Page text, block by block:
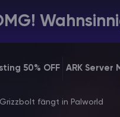
50% OFF ARK Server
fängt in Palworld